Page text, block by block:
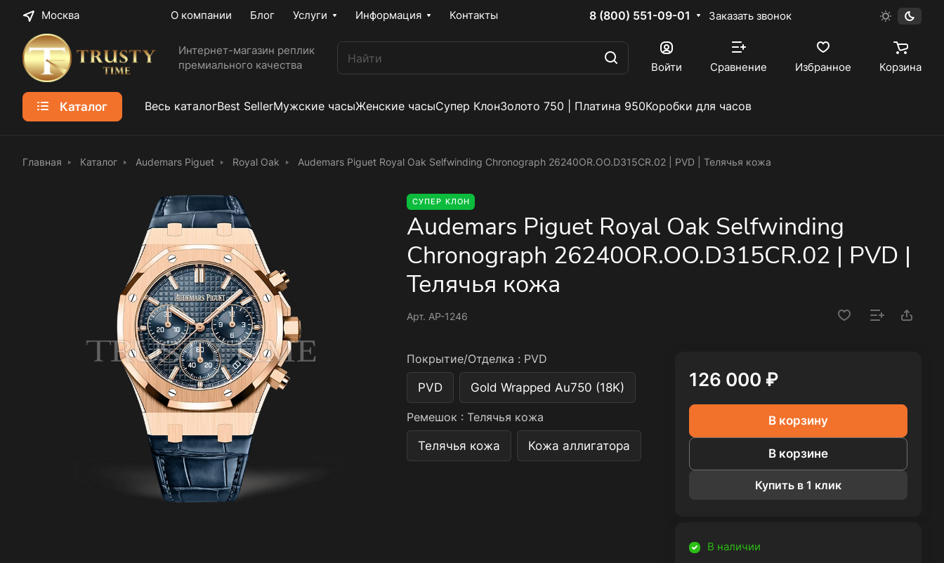
Москва О компании Блог Услуги Информация Контакты 8 (800) 551-09-01 Заказать звонок
Интернет-магазин реплик
премиального качества
Войти Сравнение Избранное Корзина
Каталог Весь каталогBest SellerМужские часыЖенские часыСупер КлонЗолото 750 | Платина 950Коробки для часов
Главная Каталог Audemars Piguet Royal Oak Audemars Piguet Royal Oak Selfwinding Chronograph 26240OR.OO.D315CR.02 | PVD | Телячья кожа
СУПЕР КЛОН
Audemars Piguet Royal Oak Selfwinding
Chronograph 26240OR.OO.D315CR.02 | PVD |
Телячья кожа
Арт. AP-1246
Покрытие/Отделка : PVD
PVD Gold Wrapped Au750 (18K)
Ремешок : Телячья кожа
Телячья кожа Кожа аллигатора
126 000 ₽
В корзину
В корзине
Купить в 1 клик
В наличии